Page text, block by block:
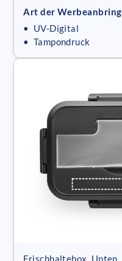
Art der
• UV-Digital
• Tampondruck
Frischhaltebox, Unten